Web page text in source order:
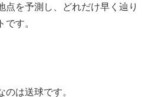
点を予測し、どれだけ早く辿り
です。
のは送球です。